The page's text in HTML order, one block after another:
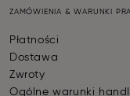
ZAMÓWIENIA & WARUNKI
Płatności
Dostawa
Zwroty
Ogólne warunki